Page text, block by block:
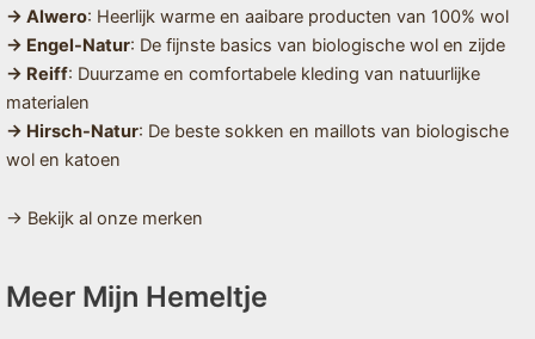
→ Alwero: Heerlijk warme en aaibare producten van 100% wol
→ Engel-Natur: De fijnste basics van biologische wol en zijde
→ Reiff: Duurzame en comfortabele kleding van natuurlijke
materialen
→ Hirsch-Natur: De beste sokken en maillots van biologische
wol en katoen
→ Bekijk al onze merken
Meer Mijn Hemeltje